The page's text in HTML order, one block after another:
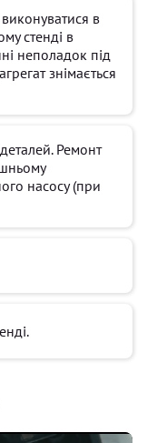
в
стенді в
неполадок під
знімається
Ремонт
насосу (при